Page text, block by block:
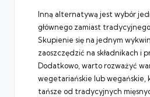
Inną alternatywą jest wybór
głównego zamiast
Skupienie się na jednym
zaoszczędzić na składnikach i
Dodatkowo, warto rozważyć
wegetariańskie lub wegańskie,
tańsze od tradycyjnych